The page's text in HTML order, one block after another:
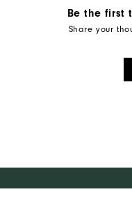
Be the first
Share your